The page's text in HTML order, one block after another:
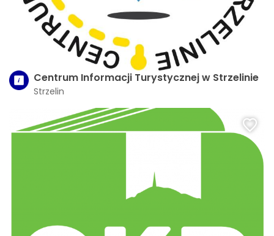
Centrum Informacji Turystycznej w Strzelinie
Strzelin